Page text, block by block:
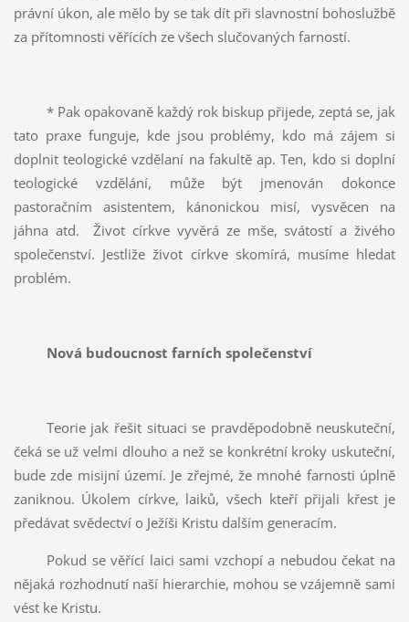
právní úkon, ale mělo by se tak dít při slavnostní bohoslužbě
za přítomnosti věřících ze všech slučovaných farností.
* Pak opakovaně každý rok biskup přijede, zeptá se, jak
tato praxe funguje, kde jsou problémy, kdo má zájem si
doplnit teologické vzdělaní na fakultě ap. Ten, kdo si doplní
teologické vzdělání, může být jmenován dokonce
pastoračním asistentem, kánonickou misí, vysvěcen na
jáhna atd.
Život církve vyvěrá ze mše, svátostí a živého
společenství. Jestliže život církve skomírá, musíme hledat
problém.
Nová budoucnost farních společenství
Teorie jak řešit situaci se pravděpodobně neuskuteční,
čeká se už velmi dlouho a než se konkrétní kroky uskuteční,
bude zde misijní území. Je zřejmé, že mnohé farnosti úplně
zaniknou. Úkolem církve, laiků, všech kteří přijali křest je
předávat svědectví o Ježíši Kristu dalším generacím.
Pokud se věřící laici sami vzchopí a nebudou čekat na
nějaká rozhodnutí naší hierarchie, mohou se vzájemně sami
vést ke Kristu.